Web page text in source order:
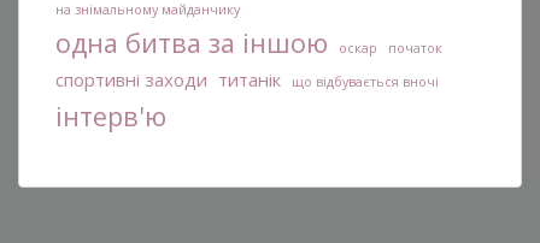
на знімальному майданчику
одна битва за іншою оскар початок
спортивні заходи титанік що відбувається вночі
інтерв'ю